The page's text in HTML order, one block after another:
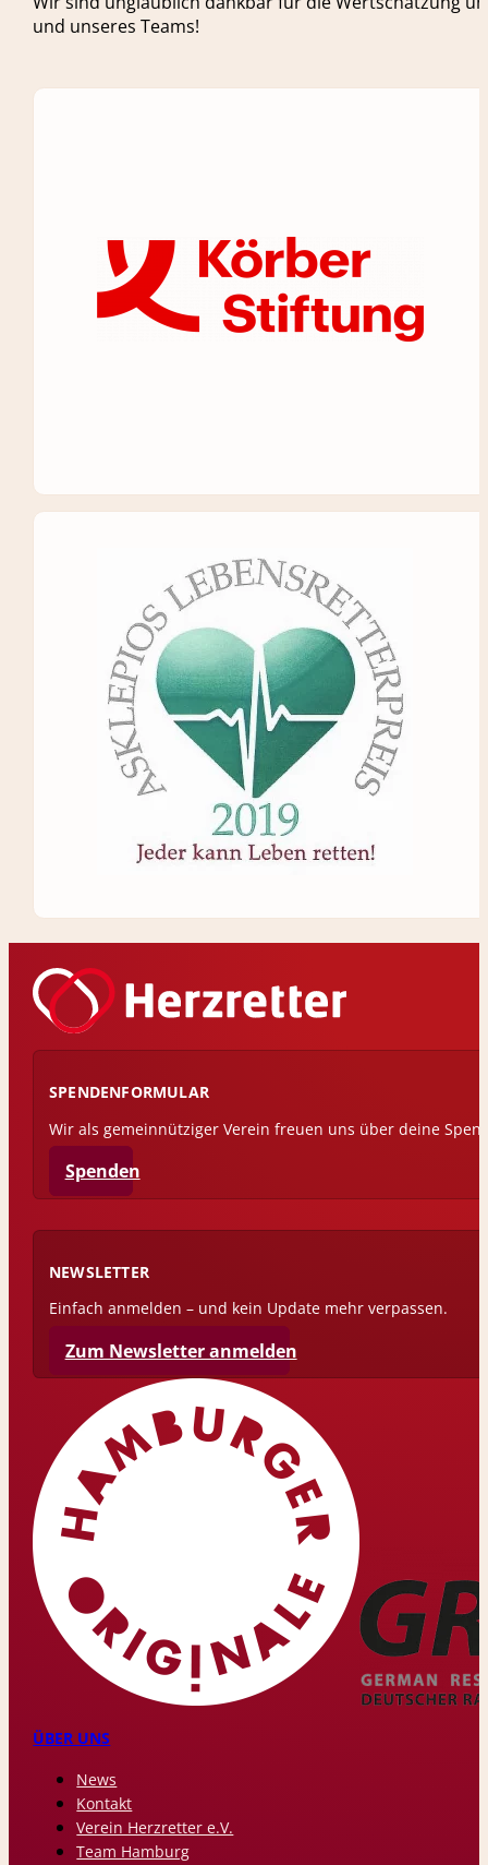
und unseres Teams!
NEWSLETTER
Einfach anmelden – und kein Update mehr verpassen.
Zum Newsletter anmelden
SPENDENFORMULAR
Wir als gemeinnütziger Verein freuen uns über deine
Spenden
ÜBER UNS
News
Kontakt
Verein Herzretter e.V.
Team Hamburg